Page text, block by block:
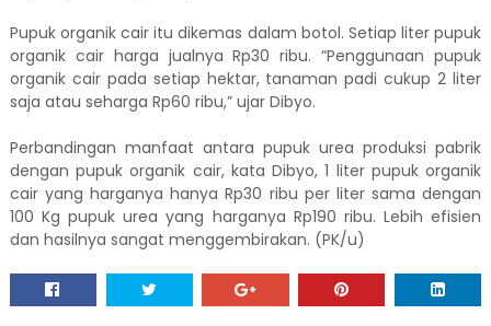
Pupuk organik cair itu dikemas dalam botol. Setiap liter pupuk
organik cair harga jualnya Rp30 ribu. “Penggunaan pupuk
organik cair pada setiap hektar, tanaman padi cukup 2 liter
saja atau seharga Rp60 ribu,” ujar Dibyo.
Perbandingan manfaat antara pupuk urea produksi pabrik
dengan pupuk organik cair, kata Dibyo, 1 liter pupuk organik
cair yang harganya hanya Rp30 ribu per liter sama dengan
100 Kg pupuk urea yang harganya Rp190 ribu. Lebih efisien
dan hasilnya sangat menggembirakan. (PK/u)